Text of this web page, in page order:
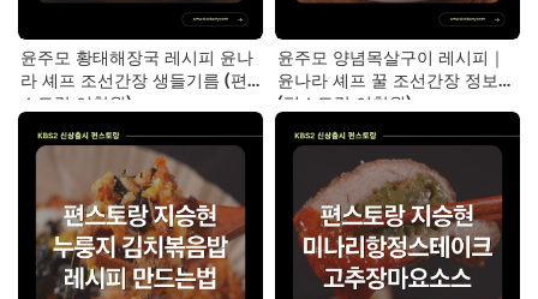
윤주모 황태해장국 레시피 윤나
라 셰프 조선간장 생들기름 (편
스토랑 이찬원)
윤주모 양념목살구이 레시피｜
윤나라 셰프 꿀 조선간장 정보
(편스토랑 이찬원)